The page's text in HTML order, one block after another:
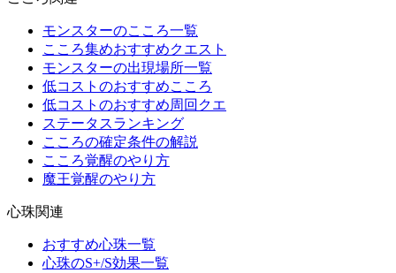
モンスターのこころ一覧
こころ集めおすすめクエスト
モンスターの出現場所一覧
低コストのおすすめこころ
低コストのおすすめ周回クエ
ステータスランキング
こころの確定条件の解説
こころ覚醒のやり方
魔王覚醒のやり方
心珠関連
おすすめ心珠一覧
心珠のS+/S効果一覧